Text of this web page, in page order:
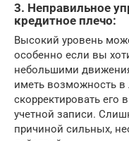
3. Неправильное
кредитное плечо:
Высокий уровень
особенно если вы
небольшими
иметь возможность в
скорректировать его
учетной записи.
причиной сильных,